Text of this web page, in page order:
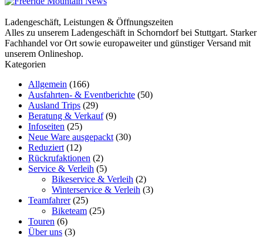
Ladengeschäft, Leistungen & Öffnungszeiten
Alles zu unserem Ladengeschäft in Schorndorf bei Stuttgart. Starker
Fachhandel vor Ort sowie europaweiter und günstiger Versand mit
unserem Onlineshop.
Kategorien
Allgemein (166)
Ausfahrten- & Eventberichte (50)
Ausland Trips (29)
Beratung & Verkauf(9)
Infoseiten (25)
Neue Ware ausgepackt (30)
Reduziert (12)
Rückrufaktionen (2)
Service & Verleih (5)
Bikeservice & Verleih (2)
Winterservice & Verleih (3)
Teamfahrer(25)
Biketeam (25)
Touren (6)
Über uns (3)